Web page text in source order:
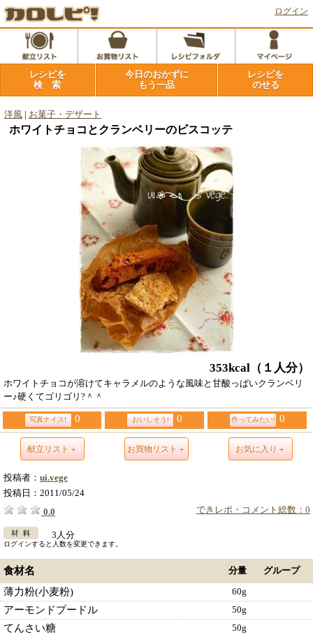
ログイン
レシピを
検 索
今日のおかずに
もう一品
レシピを
のせる
洋風 お菓子・デザート
ホワイトチョコとクランベリーのビスコッテ
353kcal （１人分）
ホワイトチョコが溶けてキャラメルのような風味と甘酸っぱいクランベリ
ー♪硬くてゴリゴリ?＾＾
写真ナイス! 0 おいしそう! 0 作ってみたい! 0
献立リスト＋ お買物リスト＋ お気に入り＋
投稿者： ui.vege
投稿日： 2011/05/24
できレポ・コメント総数：0
0.0
3人分
ログインすると人数を変更できます。
食材名 分量 グループ
薄力粉(小麦粉) 60g
アーモンドプードル 50g
てんさい糖 50g